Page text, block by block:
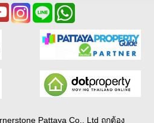
Pattaya Co., Ltd ถูกต้อง